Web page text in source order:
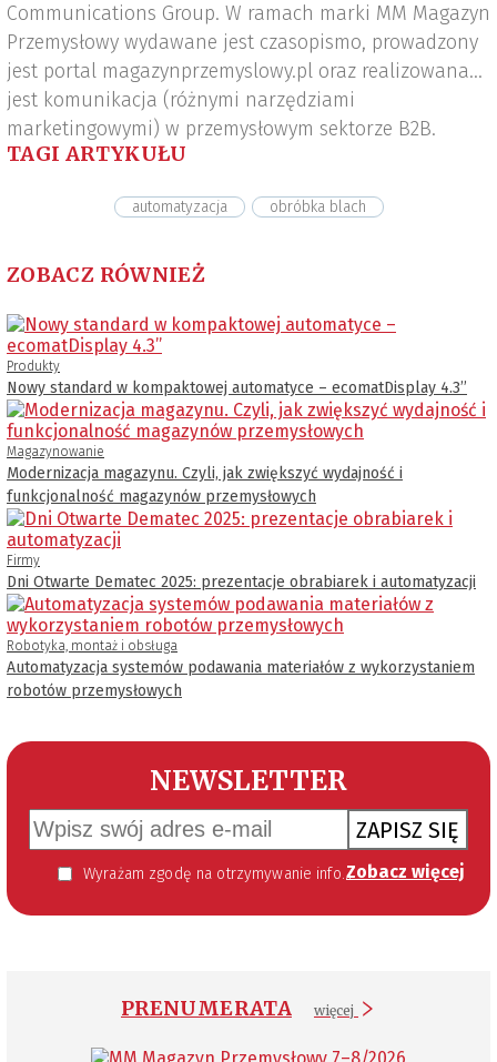
Communications Group. W ramach marki MM Magazyn
Przemysłowy wydawane jest czasopismo, prowadzony
jest portal magazynprzemyslowy.pl oraz realizowana
jest komunikacja (różnymi narzędziami
marketingowymi) w przemysłowym sektorze B2B.
TAGI ARTYKUŁU
automatyzacja obróbka blach
ZOBACZ RÓWNIEŻ
Produkty
Nowy standard w kompaktowej automatyce – ecomatDisplay 4.3’’
Magazynowanie
Modernizacja magazynu. Czyli, jak zwiększyć wydajność i
funkcjonalność magazynów przemysłowych
Firmy
Dni Otwarte Dematec 2025: prezentacje obrabiarek i automatyzacji
Robotyka, montaż i obsługa
Automatyzacja systemów podawania materiałów z wykorzystaniem
robotów przemysłowych
NEWSLETTER
ZAPISZ SIĘ
Wyrażam zgodę na otrzymywanie informacji handlowej kierowanej do mnie za pomocą środków komunikacji elektronicznej w szczególności poczty elektronicznej zgodnie z przepisem art. 10 ust 2 ustawy z dnia 18 lipca 2002 roku o świadczeniu usług drogą elektroniczną (Dz. U. 144 z 2002 r. poz. 1204). Zgoda jest dobrowolna, jednak jej wyrażenie jest konieczne, aby otrzymywać newsletter. Zobacz więcej
PRENUMERATA więcej